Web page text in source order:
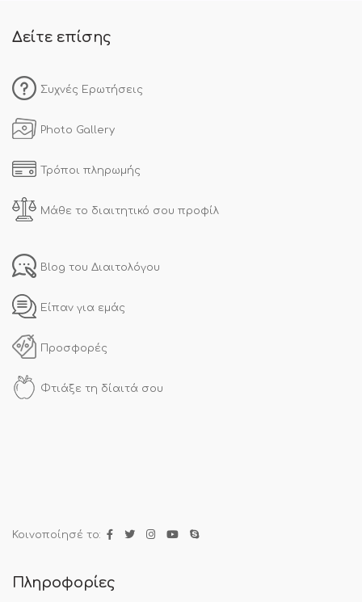
Δείτε επίσης
Συχνές Ερωτήσεις
Photo Gallery
Τρόποι πληρωμής
Μάθε το διαιτητικό σου προφίλ
Blog του Διαιτολόγου
Είπαν για εμάς
Προσφορές
Φτιάξε τη δίαιτά σου
Κοινοποίησέ το:
Πληροφορίες